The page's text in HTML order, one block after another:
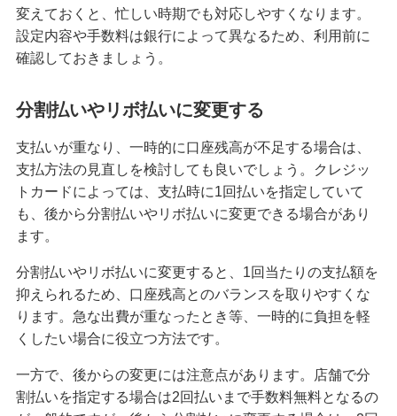
変えておくと、忙しい時期でも対応しやすくなります。
設定内容や手数料は銀行によって異なるため、利用前に
確認しておきましょう。
分割払いやリボ払いに変更する
支払いが重なり、一時的に口座残高が不足する場合は、
支払方法の見直しを検討しても良いでしょう。クレジッ
トカードによっては、支払時に1回払いを指定していて
も、後から分割払いやリボ払いに変更できる場合があり
ます。
分割払いやリボ払いに変更すると、1回当たりの支払額を
抑えられるため、口座残高とのバランスを取りやすくな
ります。急な出費が重なったとき等、一時的に負担を軽
くしたい場合に役立つ方法です。
一方で、後からの変更には注意点があります。店舗で分
割払いを指定する場合は2回払いまで手数料無料となるの